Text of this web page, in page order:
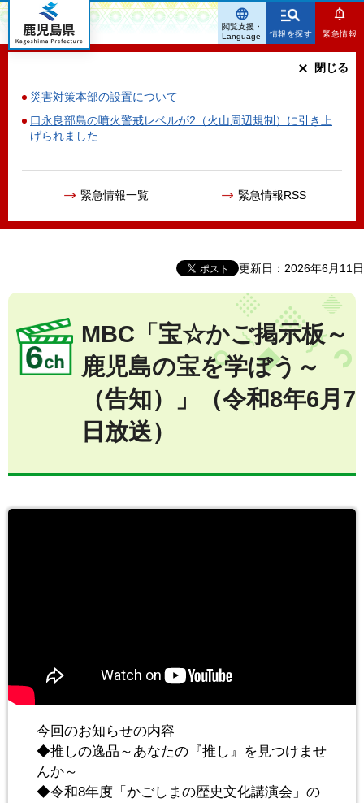
鹿児島県
情報を探す 緊急情報
災害対策本部の設置について
口永良部島の噴火警戒レベルが2（火山周辺規制）に引き上
げられました
緊急情報一覧 緊急情報RSS
閉じる
閲覧支援・
Language
更新日：2026年6月11日
MBC「宝☆かご掲示板～
鹿児島の宝を学ぼう～
（告知）」（令和8年6月7
日放送）
今回のお知らせの内容
◆推しの逸品～あなたの『推し』を見つけませ
んか～
◆令和8年度「かごしまの歴史文化講演会」の